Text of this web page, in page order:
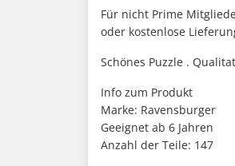
Für nicht Prime
oder kostenlose
Schönes Puzzle .
Info zum Produkt
Marke: Ravensburger
Geeignet ab 6 Jahren
Anzahl der Teile: 147